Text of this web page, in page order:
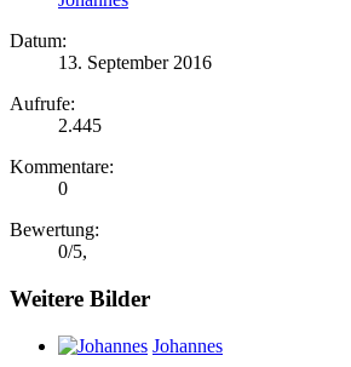
Datum:
13. September 2016
Aufrufe:
2.445
Kommentare:
0
Bewertung:
0/5,
Weitere Bilder
Johannes